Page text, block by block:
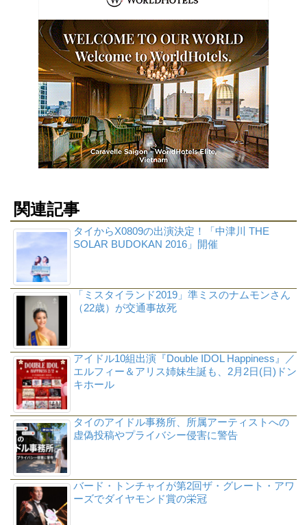
関連記事
タイからX0809の出演決定！「中津川 THE
SOLAR BUDOKAN 2016」開催
「ミスタイランド2019」準ミスのナムモンさん
（22歳）が交通事故死
アイドル10組出演『Double IDOL Happiness』／
エルフィー＆アリス姉妹生誕も、2月2日(日)ドン
キホール
タイのアイドル事務所、所属アーティストへの
虚偽投稿やプライバシー侵害に警告
バード・トンチャイが第2回ザ・グレート・アワ
ーズでダイヤモンド賞の栄冠